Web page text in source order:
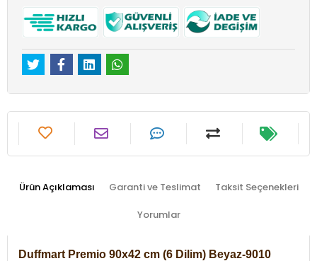
Ürün Açıklaması Garanti ve Teslimat Taksit Seçenekleri
Yorumlar
Duffmart Premio 90x42 cm (6 Dilim) Beyaz-9010